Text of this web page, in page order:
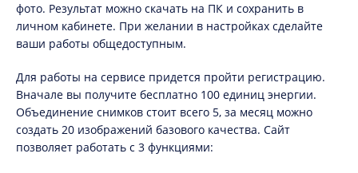
фото. Результат можно скачать на ПК и сохранить в
личном кабинете. При желании в настройках сделайте
ваши работы общедоступным.
Для работы на сервисе придется пройти регистрацию.
Вначале вы получите бесплатно 100 единиц энергии.
Объединение снимков стоит всего 5, за месяц можно
создать 20 изображений базового качества. Сайт
позволяет работать с 3 функциями: